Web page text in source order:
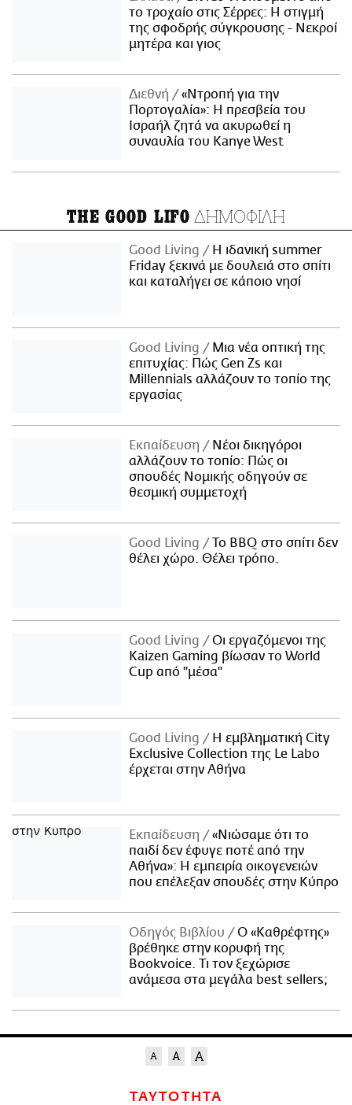
το τροχαίο στις Σέρρες: Η στιγμή
της σφοδρής σύγκρουσης - Νεκροί
μητέρα και γιος
Διεθνή
«Ντροπή για την
Πορτογαλία»: Η πρεσβεία του
Ισραήλ ζητά να ακυρωθεί η
συναυλία του Kanye West
THE GOOD LIFO ΔΗΜΟΦΙΛΗ
Good Living
Η ιδανική summer
Friday ξεκινά με δουλειά στο σπίτι
και καταλήγει σε κάποιο νησί
Good Living
Μια νέα οπτική της
επιτυχίας: Πώς Gen Zs και
Millennials αλλάζουν το τοπίο της
εργασίας
Εκπαίδευση
Νέοι δικηγόροι
αλλάζουν το τοπίο: Πώς οι
σπουδές Νομικής οδηγούν σε
θεσμική συμμετοχή
Good Living
Το BBQ στο σπίτι δεν
θέλει χώρο. Θέλει τρόπο.
Good Living
Οι εργαζόμενοι της
Kaizen Gaming βίωσαν το World
Cup από "μέσα"
Good Living
Η εμβληματική City
Exclusive Collection της Le Labo
έρχεται στην Αθήνα
Εκπαίδευση
«Νιώσαμε ότι το
παιδί δεν έφυγε ποτέ από την
Αθήνα»: Η εμπειρία οικογενειών
που επέλεξαν σπουδές στην Κύπρο
Οδηγός Βιβλίου
Ο «Καθρέφτης»
βρέθηκε στην κορυφή της
Bookvoice. Τι τον ξεχώρισε
ανάμεσα στα μεγάλα best sellers;
ΤΑΥΤΟΤΗΤΑ